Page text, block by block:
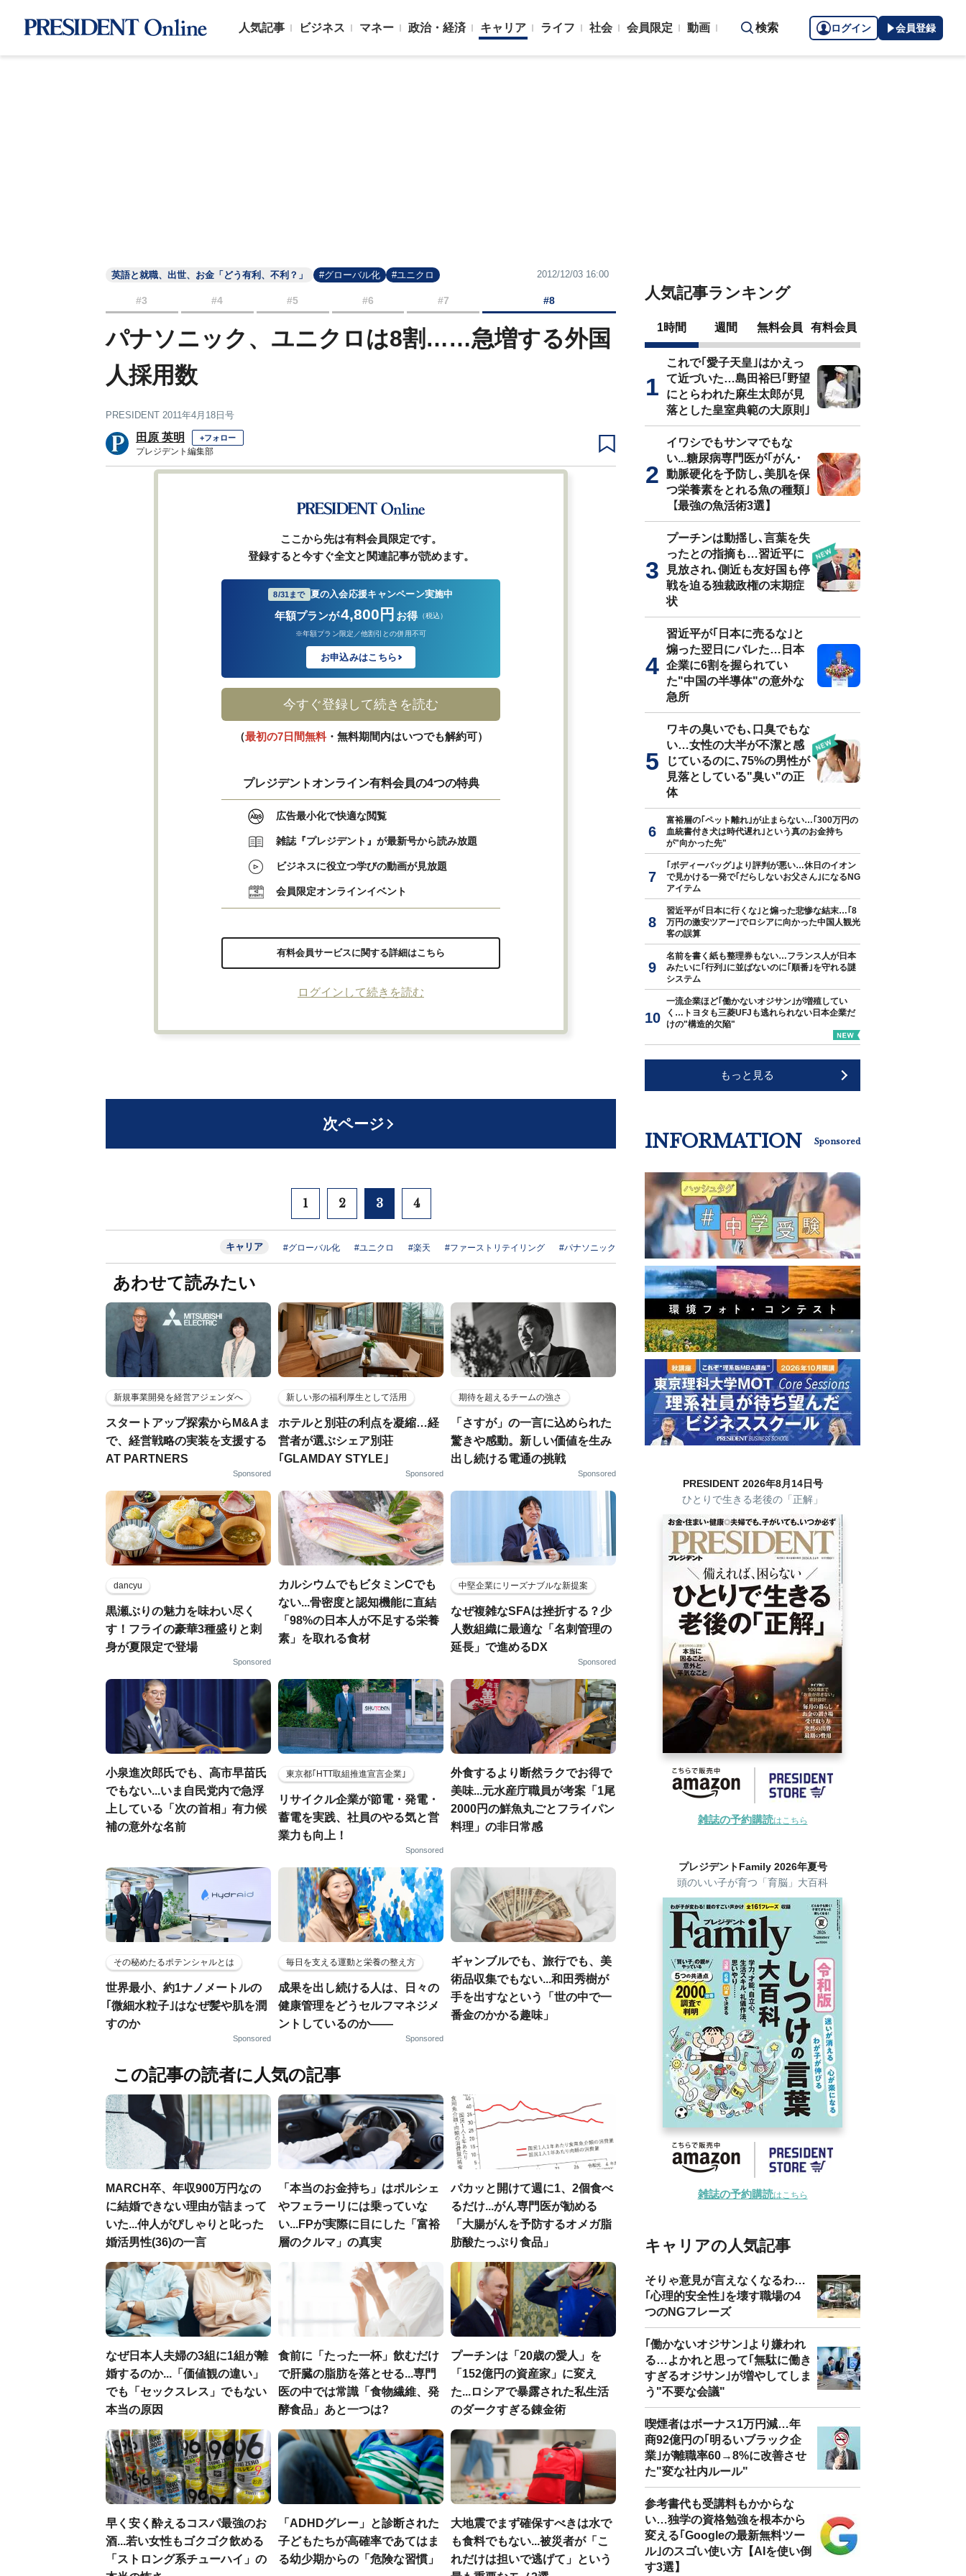
人気記事 ビジネス マネー 政治・経済 キャリア ライフ 社会 会員限定 動画 検索 ログイン 会員登録
英語と就職、出世、お金「どう有利、不利？」 #グローバル化 #ユニクロ 2012/12/03 16:00
#3 #4 #5 #6 #7 #8
パナソニック、ユニクロは8割……急増する外国
人採用数
PRESIDENT 2011年4月18日号
田原 英明 +フォロー
プレジデント編集部
ここから先は有料会員限定です。
登録すると今すぐ全文と関連記事が読めます。
8/31まで 夏の入会応援キャンペーン実施中
年額プランが4,800円 お得 （税込）
※年額プラン限定／他割引との併用不可
お申込みはこちら
今すぐ登録して続きを読む
（最初の7日間無料・無料期間内はいつでも解約可）
プレジデントオンライン有料会員の4つの特典
広告最小化で快適な閲覧
雑誌『プレジデント』が最新号から読み放題
ビジネスに役立つ学びの動画が見放題
会員限定オンラインイベント
有料会員サービスに関する詳細はこちら
ログインして続きを読む
次ページ
1 2 3 4
キャリア #グローバル化 #ユニクロ #楽天 #ファーストリテイリング #パナソニック
あわせて読みたい
新規事業開発を経営アジェンダへ
スタートアップ探索からM&Aま
で、経営戦略の実装を支援する
AT PARTNERS
Sponsored
新しい形の福利厚生として活用
ホテルと別荘の利点を凝縮…経
営者が選ぶシェア別荘
｢GLAMDAY STYLE｣
Sponsored
期待を超えるチームの強さ
「さすが」の一言に込められた
驚きや感動。新しい価値を生み
出し続ける電通の挑戦
Sponsored
dancyu
黒瀬ぶりの魅力を味わい尽く
す！フライの豪華3種盛りと刺
身が夏限定で登場
Sponsored
カルシウムでもビタミンCでも
ない...骨密度と認知機能に直結
「98%の日本人が不足する栄養
素」を取れる食材
中堅企業にリーズナブルな新提案
なぜ複雑なSFAは挫折する？少
人数組織に最適な「名刺管理の
延長」で進めるDX
Sponsored
小泉進次郎氏でも、高市早苗氏
でもない...いま自民党内で急浮
上している「次の首相」有力候
補の意外な名前
東京都｢HTT取組推進宣言企業｣
リサイクル企業が節電・発電・
蓄電を実践、社員のやる気と営
業力も向上！
Sponsored
外食するより断然ラクでお得で
美味...元水産庁職員が考案「1尾
2000円の鮮魚丸ごとフライパン
料理」の非日常感
その秘めたるポテンシャルとは
世界最小、約1ナノメートルの
｢微細水粒子｣はなぜ髪や肌を潤
すのか
Sponsored
毎日を支える運動と栄養の整え方
成果を出し続ける人は、日々の
健康管理をどうセルフマネジメ
ントしているのか——
Sponsored
ギャンブルでも、旅行でも、美
術品収集でもない...和田秀樹が
手を出すなという「世の中で一
番金のかかる趣味」
この記事の読者に人気の記事
MARCH卒、年収900万円なの
に結婚できない理由が詰まって
いた...仲人がぴしゃりと叱った
婚活男性(36)の一言
「本当のお金持ち」はポルシェ
やフェラーリには乗っていな
い...FPが実際に目にした「富裕
層のクルマ」の真実
パカッと開けて週に1、2個食べ
るだけ...がん専門医が勧める
「大腸がんを予防するオメガ脂
肪酸たっぷり食品」
なぜ日本人夫婦の3組に1組が離
婚するのか...「価値観の違い」
でも「セックスレス」でもない
本当の原因
食前に「たった一杯」飲むだけ
で肝臓の脂肪を落とせる...専門
医の中では常識「食物繊維、発
酵食品」あと一つは?
プーチンは「20歳の愛人」を
「152億円の資産家」に変え
た...ロシアで暴露された私生活
のダークすぎる錬金術
早く安く酔えるコスパ最強のお
酒...若い女性もゴクゴク飲める
「ストロング系チューハイ」の
「ADHDグレー」と診断された
子どもたちが高確率であてはま
る幼少期からの「危険な習慣」
大地震でまず確保すべきは水で
も食料でもない...被災者が「こ
れだけは担いで逃げて」という
人気記事ランキング
1時間 週間 無料会員 有料会員
これで｢愛子天皇｣はかえっ
て近づいた…島田裕巳｢野望
にとらわれた麻生太郎が見
落とした皇室典範の大原則｣
イワシでもサンマでもな
い...糖尿病専門医が｢がん･
動脈硬化を予防し､美肌を保
つ栄養素をとれる魚の種類｣
【最強の魚活術3選】
プーチンは動揺し､言葉を失
ったとの指摘も…習近平に
見放され､側近も友好国も停
戦を迫る独裁政権の末期症
状
習近平が｢日本に売るな｣と
煽った翌日にバレた…日本
企業に6割を握られてい
た"中国の半導体"の意外な
急所
ワキの臭いでも､口臭でもな
い…女性の大半が不潔と感
じているのに､75%の男性が
見落としている"臭い"の正
体
富裕層の｢ペット離れ｣が止まらない…｢300万円の
血統書付き犬は時代遅れ｣という真のお金持ち
が"向かった先"
｢ボディーバッグ｣より評判が悪い…休日のイオン
で見かける一発で｢だらしないお父さん｣になるNG
アイテム
習近平が｢日本に行くな｣と煽った悲惨な結末…｢8
万円の激安ツアー｣でロシアに向かった中国人観光
客の誤算
名前を書く紙も整理券もない…フランス人が日本
みたいに｢行列｣に並ばないのに｢順番｣を守れる謎
システム
一流企業ほど｢働かないオジサン｣が増殖してい
く…トヨタも三菱UFJも逃れられない日本企業だ
けの"構造的欠陥"
もっと見る
INFORMATION Sponsored
PRESIDENT 2026年8月14日号
ひとりで生きる老後の「正解」
雑誌の予約購読はこちら
プレジデントFamily 2026年夏号
頭のいい子が育つ「育脳」大百科
雑誌の予約購読はこちら
キャリアの人気記事
そりゃ意見が言えなくなるわ…
｢心理的安全性｣を壊す職場の4
つのNGフレーズ
｢働かないオジサン｣より嫌われ
る…よかれと思って｢無駄に働き
すぎるオジサン｣が増やしてしま
う"不要な会議"
喫煙者はボーナス1万円減…年
商92億円の｢明るいブラック企
業｣が離職率60→8%に改善させ
た"変な社内ルール"
参考書代も受講料もかからな
い…独学の資格勉強を根本から
変える｢Googleの最新無料ツー
ル｣のスゴい使い方【AIを使い倒
す3選】